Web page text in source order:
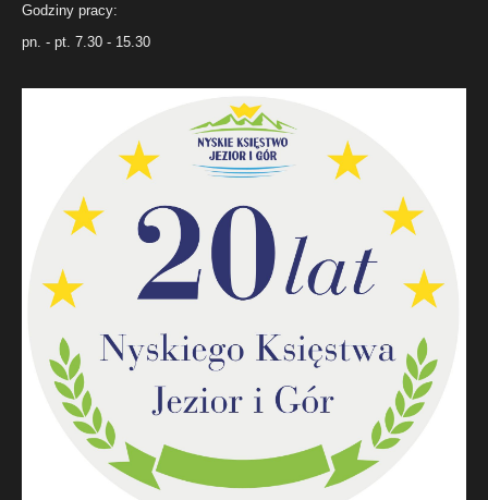
Godziny pracy:
pn. - pt. 7.30 - 15.30